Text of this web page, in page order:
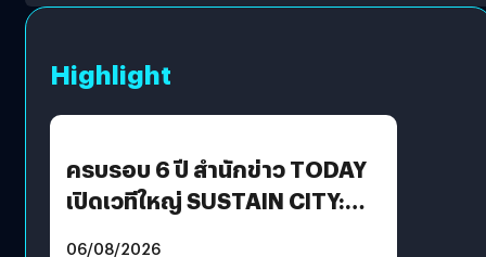
Highlight
ครบรอบ 6 ปี สำนักข่าว TODAY
เปิดเวทีใหญ่ SUSTAIN CITY:
06/08/2026